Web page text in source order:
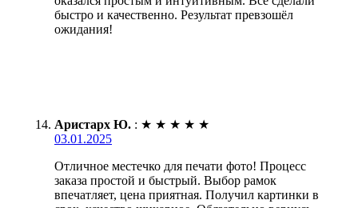
быстро и качественно. Результат превзошёл
ожидания!
Аристарх Ю. : ★ ★ ★ ★ ★
03.01.2025
Отличное местечко для печати фото! Процесс
заказа простой и быстрый. Выбор рамок
впечатляет, цена приятная. Получил картинки в